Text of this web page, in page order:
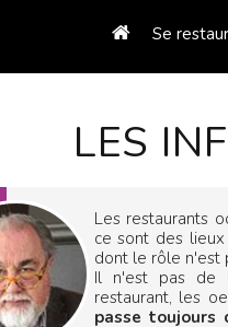
Se
LES
Les restaurants
ce sont des
dont le rôle n'est
Il n'est pas de
restaurant, les
passe toujours